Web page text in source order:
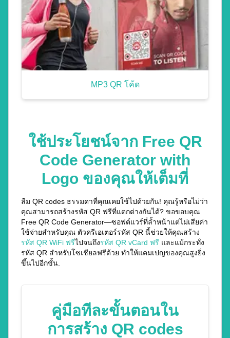
MP3 QR โค้ด
ใช้ประโยชน์จาก Free QR
Code Generator with
Logo ของคุณให้เต็มที่
ลืม QR codes ธรรมดาที่คุณเคยใช้ไปด้วยกัน! คุณรู้หรือไม่ว่า
คุณสามารถสร้างรหัส QR ฟรีที่แตกต่างกันได้? ขอขอบคุณ
Free QR Code Generator—ซอฟต์แวร์ที่ล้ำหน้าแต่ไม่เสียค่า
ใช้จ่ายสำหรับคุณ ตัวครีเอเตอร์รหัส QR นี้ช่วยให้คุณสร้าง
รหัส QR WiFi ฟรีไปจนถึงรหัส QR vCard ฟรี และแม้กระทั่ง
รหัส QR สำหรับโซเชียลฟรีด้วย ทำให้แคมเปญของคุณสูงยิ่ง
ขึ้นไปอีกขั้น.
คู่มือทีละขั้นตอนใน
การสร้าง QR codes